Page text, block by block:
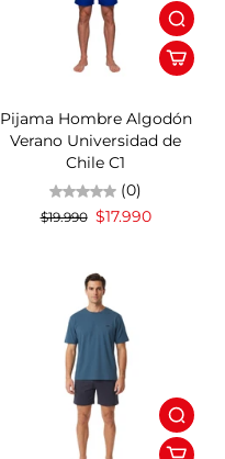
Pijama Hombre Algodón
Verano Universidad de
Chile C1
(0)
$19.990 $17.990